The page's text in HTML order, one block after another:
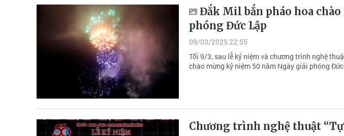
Đắk Mil bắn pháo hoa
phóng Đức Lập
09/03/2025 22:55
Tối 9/3, sau lễ kỷ niệm và chương trình nghệ
chào mừng kỷ niệm 50 năm Ngày giải phóng
Chương trình nghệ thuật